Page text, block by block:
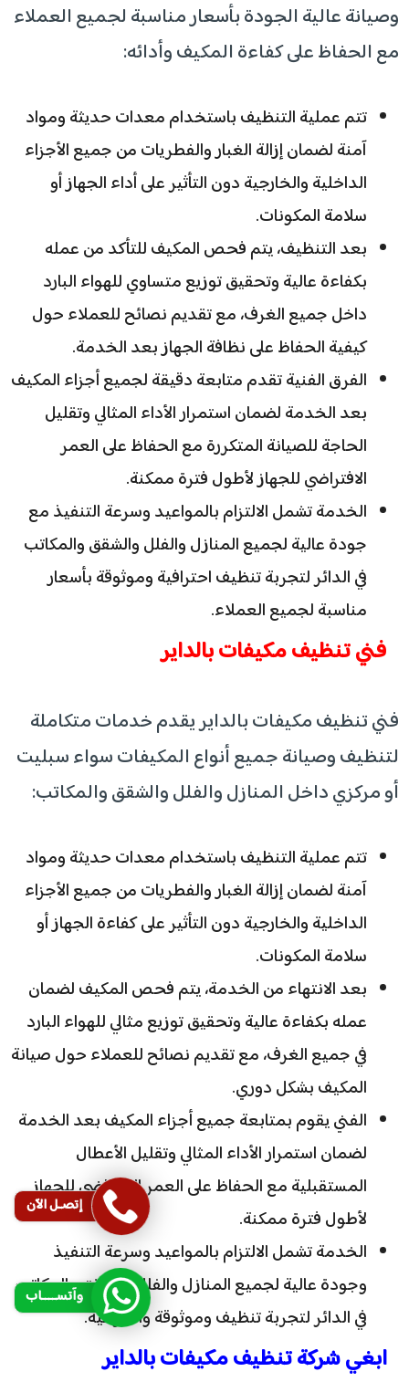
وصيانة عالية الجودة بأسعار مناسبة لجميع العملاء
مع الحفاظ على كفاءة المكيف وأدائه:
تتم عملية التنظيف باستخدام معدات حديثة ومواد
آمنة لضمان إزالة الغبار والفطريات من جميع الأجزاء
الداخلية والخارجية دون التأثير على أداء الجهاز أو
سلامة المكونات.
بعد التنظيف، يتم فحص المكيف للتأكد من عمله
بكفاءة عالية وتحقيق توزيع متساوي للهواء البارد
داخل جميع الغرف، مع تقديم نصائح للعملاء حول
كيفية الحفاظ على نظافة الجهاز بعد الخدمة.
الفرق الفنية تقدم متابعة دقيقة لجميع أجزاء المكيف
بعد الخدمة لضمان استمرار الأداء المثالي وتقليل
الحاجة للصيانة المتكررة مع الحفاظ على العمر
الافتراضي للجهاز لأطول فترة ممكنة.
الخدمة تشمل الالتزام بالمواعيد وسرعة التنفيذ مع
جودة عالية لجميع المنازل والفلل والشقق والمكاتب
في الدائر لتجربة تنظيف احترافية وموثوقة بأسعار
مناسبة لجميع العملاء.
فني تنظيف مكيفات بالداير
فني تنظيف مكيفات بالداير يقدم خدمات متكاملة
لتنظيف وصيانة جميع أنواع المكيفات سواء سبليت
أو مركزي داخل المنازل والفلل والشقق والمكاتب:
تتم عملية التنظيف باستخدام معدات حديثة ومواد
آمنة لضمان إزالة الغبار والفطريات من جميع الأجزاء
الداخلية والخارجية دون التأثير على كفاءة الجهاز أو
سلامة المكونات.
بعد الانتهاء من الخدمة، يتم فحص المكيف لضمان
عمله بكفاءة عالية وتحقيق توزيع مثالي للهواء البارد
في جميع الغرف، مع تقديم نصائح للعملاء حول صيانة
المكيف بشكل دوري.
الفني يقوم بمتابعة جميع أجزاء المكيف بعد الخدمة
لضمان استمرار الأداء المثالي وتقليل الأعطال
المستقبلية مع الحفاظ على العمر الافتراضي للجهاز
لأطول فترة ممكنة.
الخدمة تشمل الالتزام بالمواعيد وسرعة التنفيذ
وجودة عالية لجميع المنازل والفلل والشقق والمكاتب
في الدائر لتجربة تنظيف وموثوقة واحترافية.
ابغي شركة تنظيف مكيفات بالداير
إتصـل الآن
وآتســــاب